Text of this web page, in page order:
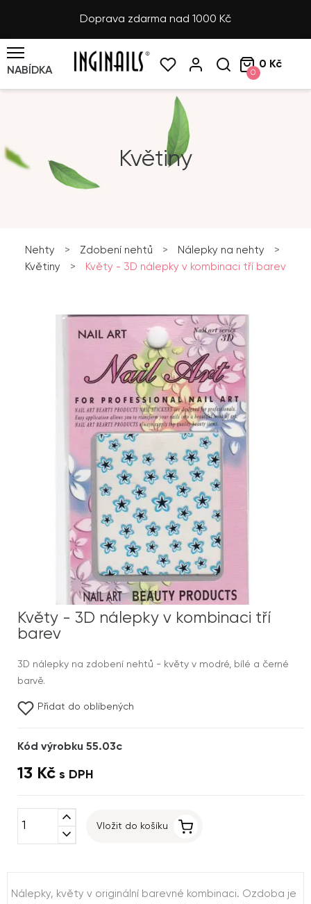
Doprava zdarma nad 1000 Kč
NABÍDKA 0
0 Kč
Květiny
Nehty > Zdobení nehtů > Nálepky na nehty
>
Květiny
> Květy - 3D nálepky v kombinaci tří barev
Květy - 3D nálepky v kombinaci tří
barev
3D nálepky na zdobení nehtů - květy v modré, bílé a černé
barvě.
Přidat do oblíbených
Kód výrobku 55.03c
13 Kč s DPH
expand_less
expand_more
Vložit do košíku
Nálepky, květy v originální barevné kombinaci. Ozdoba je